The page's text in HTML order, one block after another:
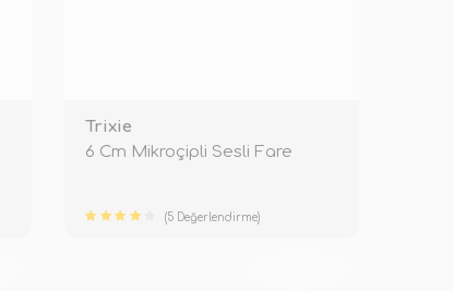
Trixie
6 Cm Mikroçipli Sesli Fare
(5 Değerlendirme)